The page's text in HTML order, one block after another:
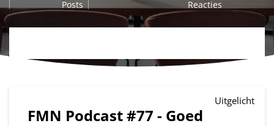
Posts Reacties
Uitgelicht
FMN Podcast #77 - Goed